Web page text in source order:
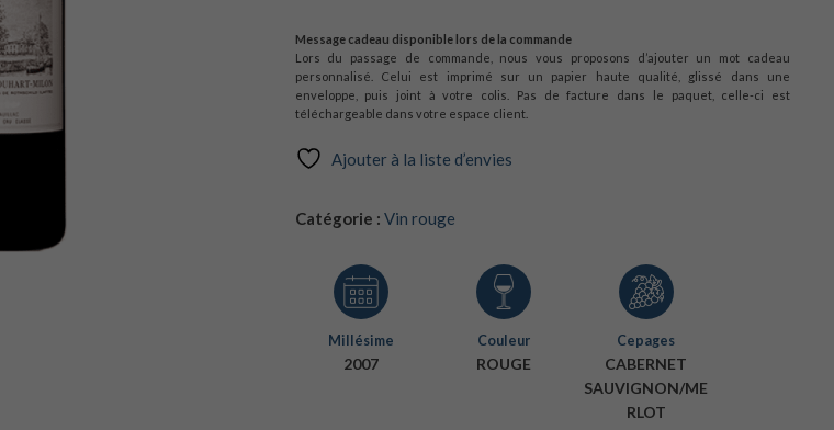
Message cadeau disponible lors de la commande
Lors du passage de commande, nous vous proposons d’ajouter un mot cadeau
personnalisé. Celui est imprimé sur un papier haute qualité, glissé dans une
enveloppe, puis joint à votre colis. Pas de facture dans le paquet, celle-ci est
téléchargeable dans votre espace client.
Ajouter à la liste d’envies
Catégorie : Vin rouge
Millésime
2007
Couleur
ROUGE
Cepages
CABERNET
SAUVIGNON/ME
RLOT